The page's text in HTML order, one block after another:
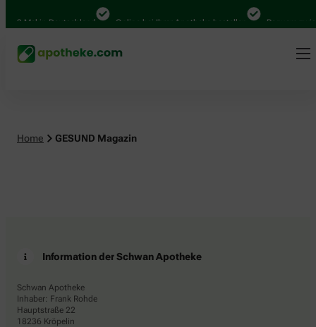
Mal in Deutschland Online bei Ihrer Apotheke bestellen Bequem
Home GESUND Magazin
Information der Schwan Apotheke
Schwan Apotheke
Inhaber: Frank Rohde
Hauptstraße 22
18236 Kröpelin